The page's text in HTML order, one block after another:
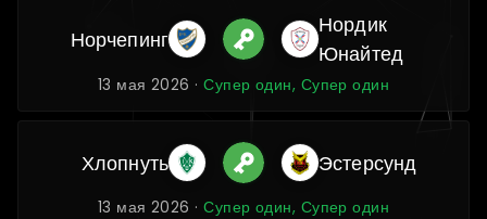
Норчепинг
Нордик
Юнайтед
13 мая 2026 ·Супер один, Супер один
Хлопнуть Эстерсунд
13 мая 2026 ·Супер один, Супер один